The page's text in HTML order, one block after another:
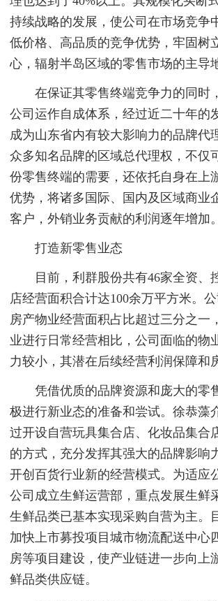
持续战略的发展，使公司在市场竞争
低价格、高品质的竞争优势，牢固树
心，辐射半岛区域的零售市场的主导
在保证其零售终端竞争力的同时
公司运作自成体系，经过近二十年的
成为山东省内有较大影响力的品牌代
众多知名品牌的区域总代理权，不仅
份零售终端的需要，还依托自身在上
优势，将诸多国际、国内及区域商业
客户，外销业务贡献的利润逐年增加。
打造新零售业态
目前，利群股份共有46家全资、
店经营面积合计达100余万平方米。
房产物业经营面积占比超过三分之一
业进行日常经营相比，公司面临的物
力较小，其潜在后续经营利润保障和
凭借优质的品牌资源和庞大的零
极进行新业态的准备和尝试。徐恭藻
过开设自营玩具集合店、化妆品集合
的方式，充分发挥其强大的品牌影响
开创百货行业新的经营模式。为适应
公司成立生鲜运营部，重点发展生鲜
生鲜品类已基本实现采购自营为主。
加快上市募投项目城市物流配送中心
房等项目建设，使产业链进一步向上
鲜品类供应链。